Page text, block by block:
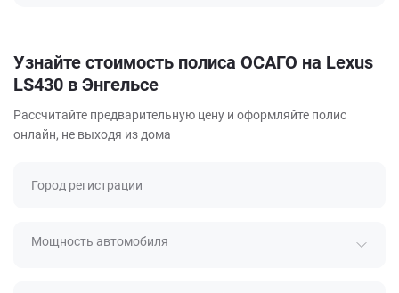
Узнайте стоимость полиса ОСАГО на Lexus
LS430 в Энгельсе
Рассчитайте предварительную цену и оформляйте полис
онлайн, не выходя из дома
Город регистрации
Мощность автомобиля